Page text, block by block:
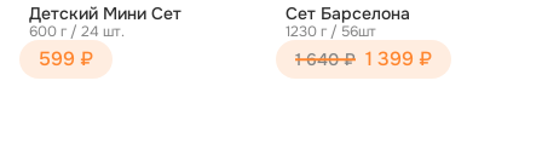
Детский Мини Сет
600 г / 24 шт.
599 ₽
Сет Барселона
1230 г / 56шт
1 640 ₽ 1 399 ₽